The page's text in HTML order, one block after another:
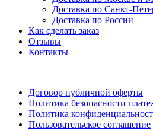
Доставка по Санкт-
Доставка по России
Как сделать заказ
Отзывы
Контакты
Договор публичной оферты
Политика безопасности
Политика
Пользовательское соглашение